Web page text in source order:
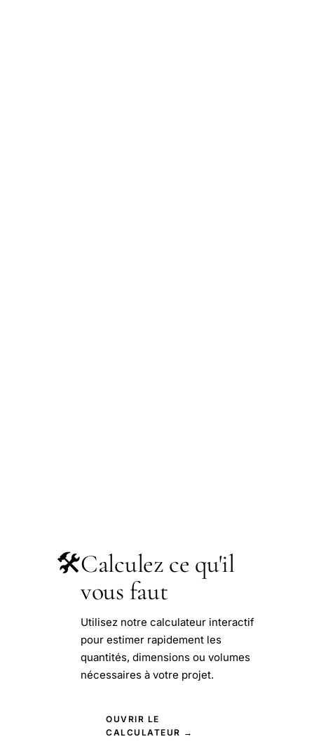
🛠️Calculez ce qu'il
vous faut
Utilisez notre calculateur interactif
pour estimer rapidement les
quantités, dimensions ou volumes
nécessaires à votre projet.
OUVRIR LE
CALCULATEUR →